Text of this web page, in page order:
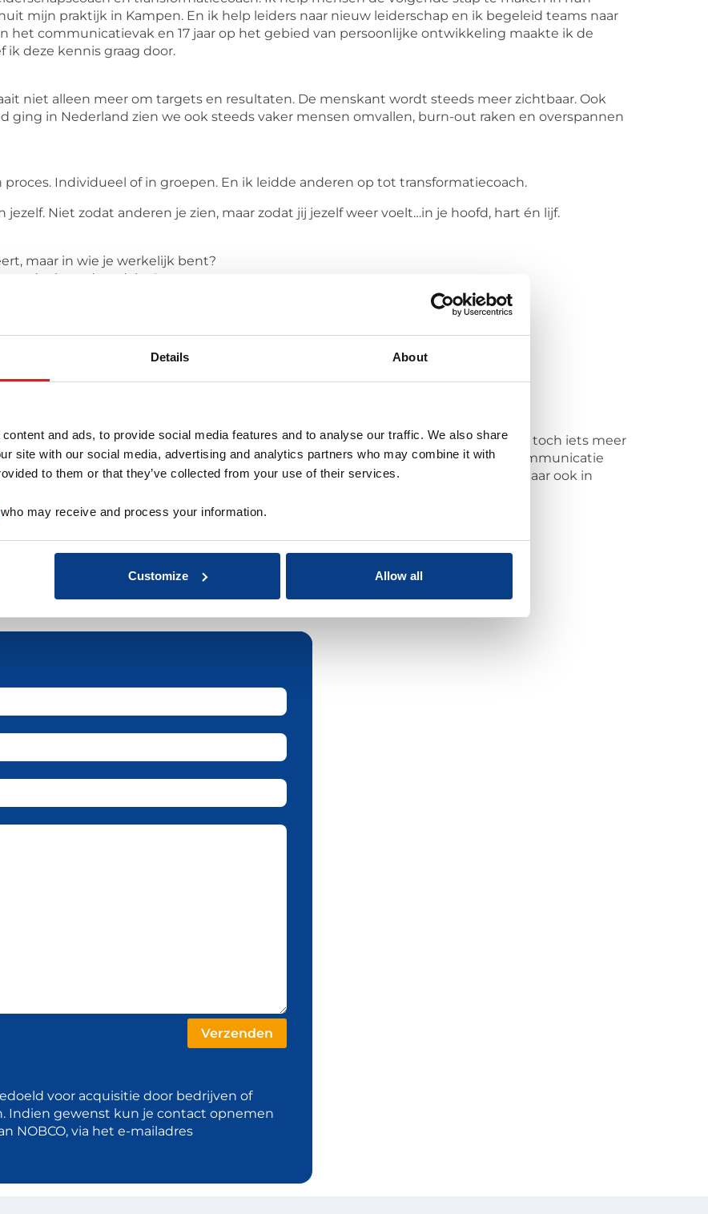
Details About
and ads, to provide social media features and to analyse our traffic. We also share
site with our social media, advertising and analytics partners who may combine it with
to them or that they’ve collected from your use of their services.
who may receive and process your information.
Customize Allow all
mijn praktijk in Kampen. En ik help leiders naar nieuw leiderschap en ik begeleid teams naar
het communicatievak en 17 jaar op het gebied van persoonlijke ontwikkeling maakte ik de
deze kennis graag door.
niet alleen meer om targets en resultaten. De menskant wordt steeds meer zichtbaar. Ook
ging in Nederland zien we ook steeds vaker mensen omvallen, burn-out raken en overspannen
Individueel of in groepen. En ik leidde anderen op tot transformatiecoach.
Niet zodat anderen je zien, maar zodat jij jezelf weer voelt…in je hoofd, hart én lijf.
maar in wie je werkelijk bent?
zonder advies?
om te groeien of te veranderen?
én scherpte. Zacht én direct.
nu daadwerkelijk is. Gaat het over folders, websites, gesprekken voeren of is het toch iets meer
is, dan word je krachtiger en boek je grotere successen. Hierdoor wordt communicatie
en je boodschap beter over kunt brengen. Dat geldt voor collega’s onderling, maar ook in
je ook nog helpt in je communicatie met je omgeving thuis ;-).
I 06-20985505
coach
voor acquisitie door bedrijven of
Indien gewenst kun je contact opnemen
NOBCO, via het e-mailadres